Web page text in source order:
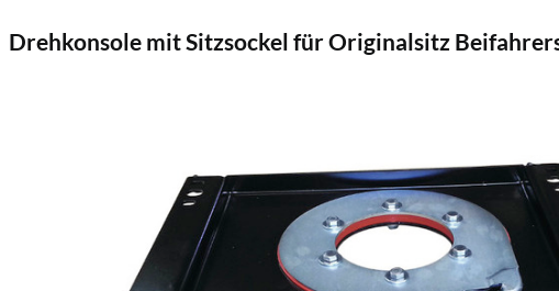
Drehkonsole mit Sitzsockel für Originalsitz